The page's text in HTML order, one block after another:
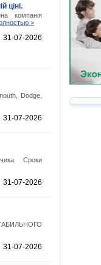
ціні.
компанія
>
31-07-2026
Dodge,
31-07-2026
Сроки
31-07-2026
31-07-2026